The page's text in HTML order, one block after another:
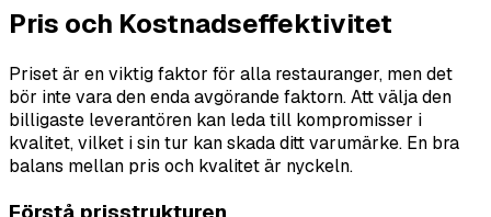
Pris och Kostnadseffektivitet
Priset är en viktig faktor för alla restauranger, men det
bör inte vara den enda avgörande faktorn. Att välja den
billigaste leverantören kan leda till kompromisser i
kvalitet, vilket i sin tur kan skada ditt varumärke. En bra
balans mellan pris och kvalitet är nyckeln.